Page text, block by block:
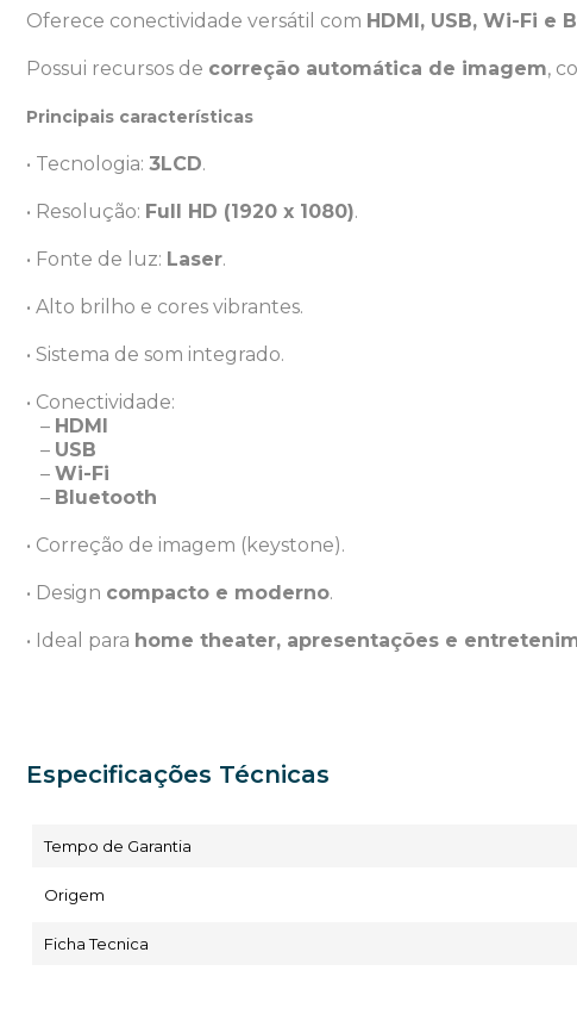
Oferece conectividade versátil com HDMI, USB, Wi-Fi e
Possui recursos de correção automática de imagem,
Principais características
• Tecnologia: 3LCD.
• Resolução: Full HD (1920 x 1080).
• Fonte de luz: Laser.
• Alto brilho e cores vibrantes.
• Sistema de som integrado.
• Conectividade:
– HDMI
– USB
– Wi-Fi
– Bluetooth
• Correção de imagem (keystone).
• Design compacto e moderno.
• Ideal para home theater, apresentações e
Especificações Técnicas
Tempo de Garantia
Origem
Ficha Tecnica